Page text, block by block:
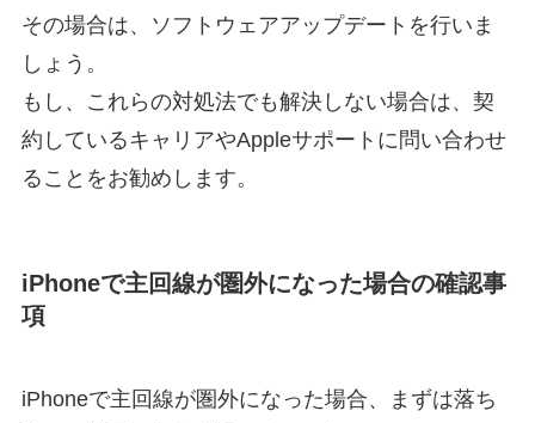
その場合は、ソフトウェアアップデートを行いま
しょう。
もし、これらの対処法でも解決しない場合は、契
約しているキャリアやAppleサポートに問い合わせ
ることをお勧めします。
iPhoneで主回線が圏外になった場合の確認事
項
iPhoneで主回線が圏外になった場合、まずは落ち